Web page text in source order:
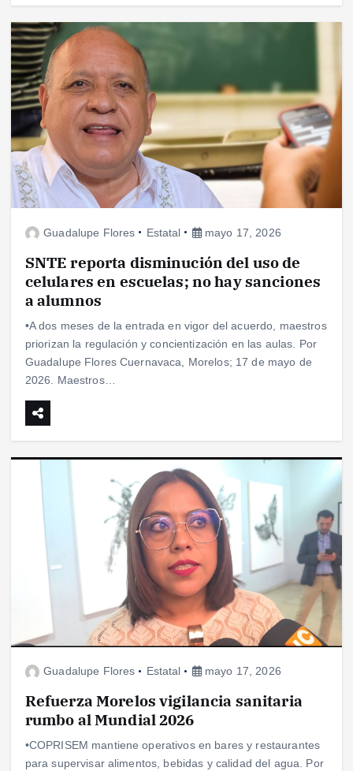
Guadalupe Flores Estatal mayo 17, 2026
SNTE reporta disminución del uso de
celulares en escuelas; no hay sanciones
a alumnos
•A dos meses de la entrada en vigor del acuerdo, maestros
priorizan la regulación y concientización en las aulas. Por
Guadalupe Flores Cuernavaca, Morelos; 17 de mayo de
2026. Maestros…
Guadalupe Flores Estatal mayo 17, 2026
Refuerza Morelos vigilancia sanitaria
rumbo al Mundial 2026
•COPRISEM mantiene operativos en bares y restaurantes
para supervisar alimentos, bebidas y calidad del agua. Por